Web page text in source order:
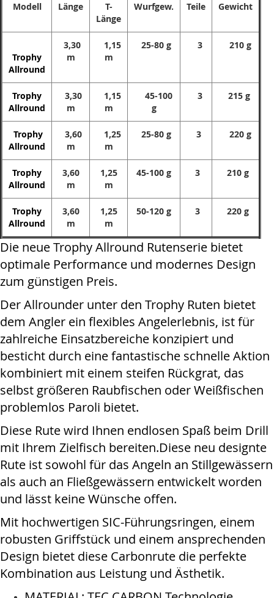
Modell Länge
T-
Länge
Wurfgew. Teile Gewicht
Trophy
Allround
3,30
m
1,15
m
25-80 g 3 210 g
Trophy
Allround
3,30
m
1,15
m
45-100
g
3 215 g
Trophy
Allround
3,60
m
1,25
m
25-80 g 3 220 g
Trophy
Allround
3,60
m
1,25
m
45-100 g 3 210 g
Trophy
Allround
3,60
m
1,25
m
50-120 g 3 220 g
Die neue Trophy Allround Rutenserie bietet
optimale Performance und modernes Design
zum günstigen Preis.
Der Allrounder unter den Trophy Ruten bietet
dem Angler ein flexibles Angelerlebnis, ist für
zahlreiche Einsatzbereiche konzipiert und
besticht durch eine fantastische schnelle Aktion
kombiniert mit einem steifen Rückgrat, das
selbst größeren Raubfischen oder Weißfischen
problemlos Paroli bietet.
Diese Rute wird Ihnen endlosen Spaß beim Drill
mit Ihrem Zielfisch bereiten.Diese neu designte
Rute ist sowohl für das Angeln an Stillgewässern
als auch an Fließgewässern entwickelt worden
und lässt keine Wünsche offen.
Mit hochwertigen SIC-Führungsringen, einem
robusten Griffstück und einem ansprechenden
Design bietet diese Carbonrute die perfekte
Kombination aus Leistung und Ästhetik.